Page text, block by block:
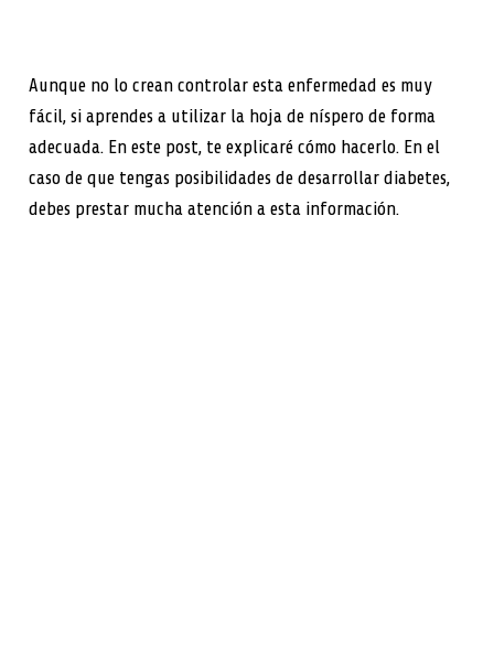
Aunque no lo crean controlar esta enfermedad es muy
fácil, si aprendes a utilizar la hoja de níspero de forma
adecuada. En este post, te explicaré cómo hacerlo. En el
caso de que tengas posibilidades de desarrollar diabetes,
debes prestar mucha atención a esta información.